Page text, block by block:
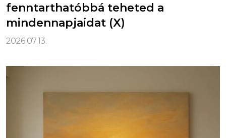
fenntarthatóbbá teheted a
mindennapjaidat (X)
2026.07.13.